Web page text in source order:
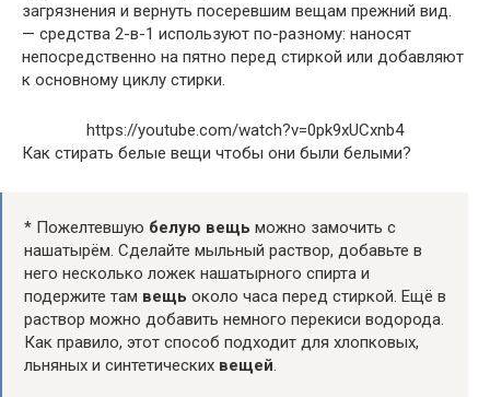
загрязнения и вернуть посеревшим вещам прежний вид.
— средства 2-в-1 используют по-разному: наносят
непосредственно на пятно перед стиркой или добавляют
к основному циклу стирки.
https://youtube.com/watch?v=0pk9xUCxnb4
Как стирать белые вещи чтобы они были белыми?
* Пожелтевшую белую вещь можно замочить с
нашатырём. Сделайте мыльный раствор, добавьте в
него несколько ложек нашатырного спирта и
подержите там вещь около часа перед стиркой. Ещё в
раствор можно добавить немного перекиси водорода.
Как правило, этот способ подходит для хлопковых,
льняных и синтетических вещей.